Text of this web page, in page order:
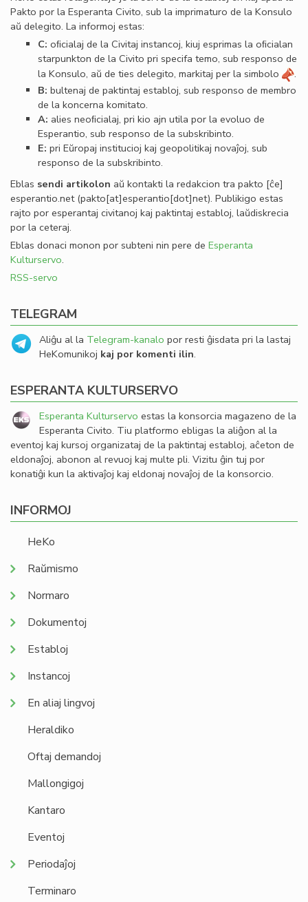
Pakto por la Esperanta Civito, sub la imprimaturo de la Konsulo
aŭ delegito. La informoj estas:
C: oﬁcialaj de la Civitaj instancoj, kiuj esprimas la oﬁcialan
starpunkton de la Civito pri specifa temo, sub responso de
la Konsulo, aŭ de ties delegito, markitaj per la simbolo
.
B: bultenaj de paktintaj establoj, sub responso de membro
de la koncerna komitato.
A: alies neoﬁcialaj, pri kio ajn utila por la evoluo de
Esperantio, sub responso de la subskribinto.
E: pri Eŭropaj institucioj kaj geopolitikaj novaĵoj, sub
responso de la subskribinto.
Eblas sendi artikolon aŭ kontakti la redakcion tra pakto [ĉe]
esperantio.net(pakto[at]esperantio[dot]net). Publikigo estas
rajto por esperantaj civitanoj kaj paktintaj establoj, laŭdiskrecia
por la ceteraj.
Eblas donaci monon por subteni nin pere de Esperanta
Kulturservo.
RSS-servo
TELEGRAM
Aliĝu al la Telegram-kanalo por resti ĝisdata pri la lastaj
HeKomunikoj kaj por komenti ilin.
ESPERANTA KULTURSERVO
Esperanta Kulturservo estas la konsorcia magazeno de la
Esperanta Civito. Tiu platformo ebligas la aliĝon al la
eventoj kaj kursoj organizataj de la paktintaj establoj, aĉeton de
eldonaĵoj, abonon al revuoj kaj multe pli. Vizitu ĝin tuj por
konatiĝi kun la aktivaĵoj kaj eldonaj novaĵoj de la konsorcio.
INFORMOJ
HeKo
Raŭmismo
Normaro
Dokumentoj
Establoj
Instancoj
En aliaj lingvoj
Heraldiko
Oftaj demandoj
Mallongigoj
Kantaro
Eventoj
Periodaĵoj
Terminaro